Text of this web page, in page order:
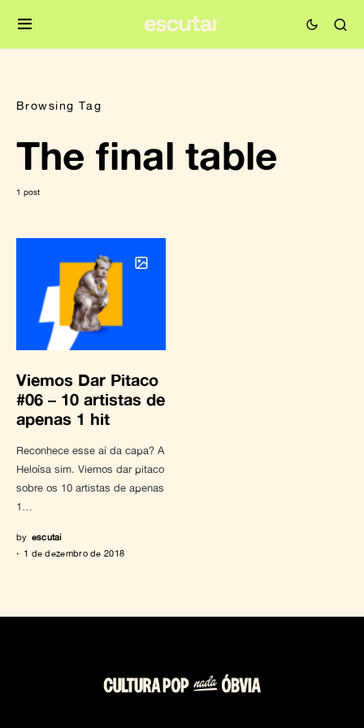
Browsing Tag
The final table
1 post
Viemos Dar Pitaco
#06 – 10 artistas de
apenas 1 hit
Reconhece esse aí da capa? A
Heloísa sim. Viemos dar pitaco
sobre os 10 artistas de apenas
1…
by escutai
1 de dezembro de 2018